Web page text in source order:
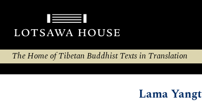
The Home of Tibetan Buddhist Texts in Translation
Lama